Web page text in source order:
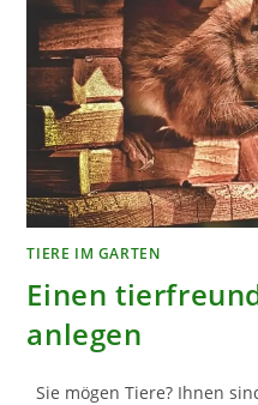
TIERE IM GARTEN
Einen
anlegen
Sie mögen Tiere? Ihnen